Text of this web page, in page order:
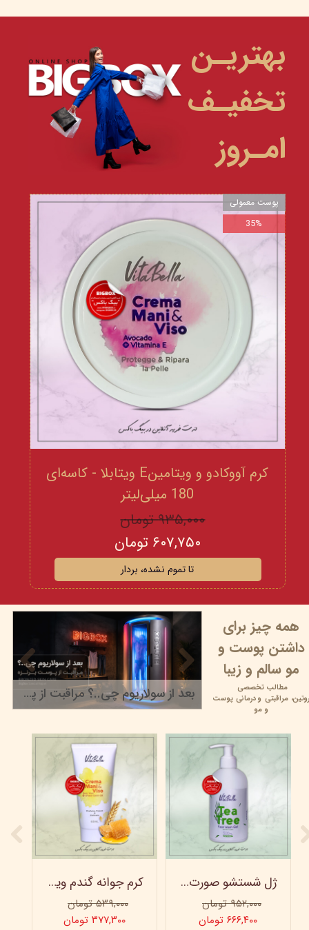
بهتریـن
تخفیـف
امـروز
کرم آووکادو و ویتامینE ویتابلا - کاسه‌ای
180 میلی‌لیتر
۹۳۵,۰۰۰ تومان
۶۰۷,۷۵۰ تومان
تا تموم نشده، بردار
پوست معمولی
35%
بعد از سولاریوم چی..؟ مراقبت از پوست برنزه
همه چیز برای
داشتن پوست و
مو سالم و زیبا
مطالب تخصصی
روتین،مراقبتی ودرمانی پوست
و مو
کرم جوانه گندم ویتابلا - تیوپی 60 میلی‌ لیتر
۵۳۹,۰۰۰ تومان
۳۷۷,۳۰۰ تومان
ژل شستشو صورت ویتابلا - 300 میلی لیتر
۹۵۲,۰۰۰ تومان
۶۶۶,۴۰۰ تومان